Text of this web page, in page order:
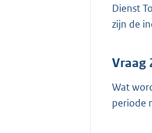
Dienst
zijn de
Vraag
Wat
periode